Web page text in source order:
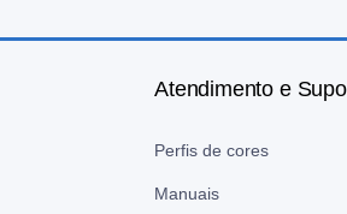
Atendimento e
Perfis de cores
Manuais